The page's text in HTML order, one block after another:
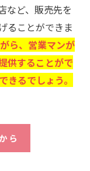
など、販売先を
ることができま
ら、営業マンが
供することがで
きるでしょう。
ら